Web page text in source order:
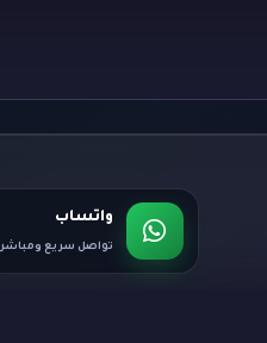
واتساب
تواصل سريع ومباشر